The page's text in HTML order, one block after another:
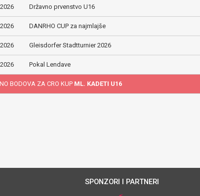
Državno prvenstvo U16
DANRHO CUP za najmlajše
Gleisdorfer Stadtturnier 2026
Pokal Lendave
BODOVA ZA CRO KUP ML. KADETI U16
SPONZORI I PARTNERI